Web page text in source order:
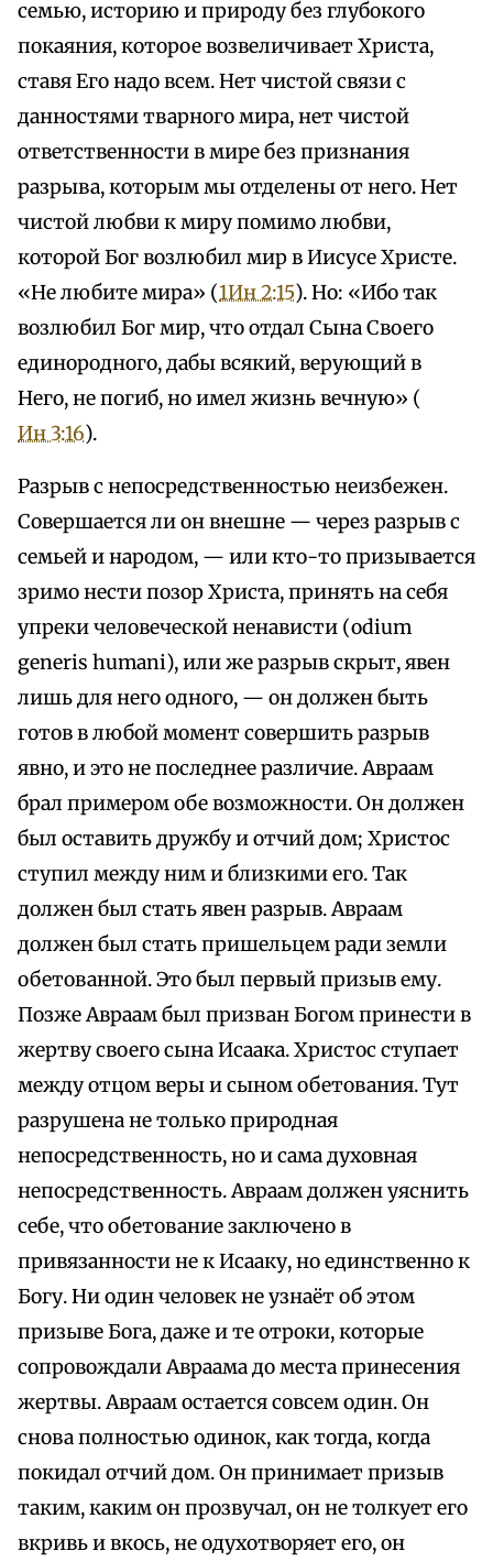
семью, историю и природу без глубокого
покаяния, которое возвеличивает Христа,
ставя Его надо всем. Нет чистой связи с
данностями тварного мира, нет чистой
ответственности в мире без признания
разрыва, которым мы отделены от него. Нет
чистой любви к миру помимо любви,
которой Бог возлюбил мир в Иисусе Христе.
«Не любите мира» (1Ин 2:15). Но: «Ибо так
возлюбил Бог мир, что отдал Сына Своего
единородного, дабы всякий, верующий в
Него, не погиб, но имел жизнь вечную» (
Ин 3:16).
Разрыв с непосредственностью неизбежен.
Совершается ли он внешне — через разрыв с
семьей и народом, — или кто-то призывается
зримо нести позор Христа, принять на себя
упреки человеческой ненависти (odium
generis humani), или же разрыв скрыт, явен
лишь для него одного, — он должен быть
готов в любой момент совершить разрыв
явно, и это не последнее различие. Авраам
брал примером обе возможности. Он должен
был оставить дружбу и отчий дом; Христос
ступил между ним и близкими его. Так
должен был стать явен разрыв. Авраам
должен был стать пришельцем ради земли
обетованной. Это был первый призыв ему.
Позже Авраам был призван Богом принести в
жертву своего сына Исаака. Христос ступает
между отцом веры и сыном обетования. Тут
разрушена не только природная
непосредственность, но и сама духовная
непосредственность. Авраам должен уяснить
себе, что обетование заключено в
привязанности не к Исааку, но единственно к
Богу. Ни один человек не узнаёт об этом
призыве Бога, даже и те отроки, которые
сопровождали Авраама до места принесения
жертвы. Авраам остается совсем один. Он
снова полностью одинок, как тогда, когда
покидал отчий дом. Он принимает призыв
таким, каким он прозвучал, он не толкует его
вкривь и вкось, не одухотворяет его, он